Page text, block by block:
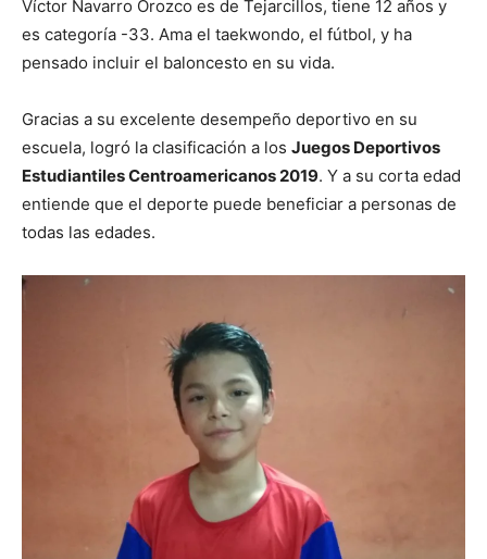
Víctor Navarro Orozco es de Tejarcillos, tiene 12 años y
es categoría -33. Ama el taekwondo, el fútbol, y ha
pensado incluir el baloncesto en su vida.
Gracias a su excelente desempeño deportivo en su
escuela, logró la clasificación a los Juegos Deportivos
Estudiantiles Centroamericanos 2019. Y a su corta edad
entiende que el deporte puede beneficiar a personas de
todas las edades.